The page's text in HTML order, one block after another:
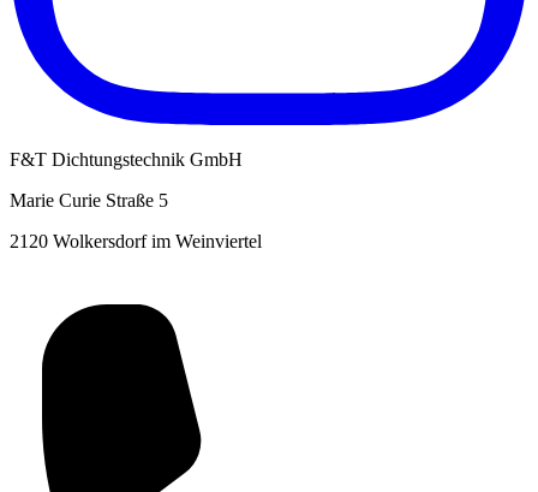
F&T Dichtungstechnik GmbH
Marie Curie Straße 5
2120 Wolkersdorf im Weinviertel